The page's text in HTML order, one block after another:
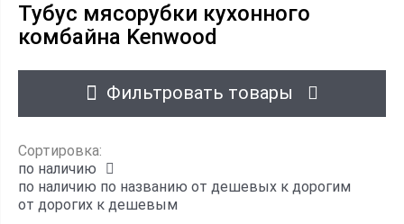
Тубус мясорубки кухонного
комбайна Kenwood
Фильтровать товары
Сортировка:
по наличию
по наличию по названию от дешевых к дорогим
от дорогих к дешевым